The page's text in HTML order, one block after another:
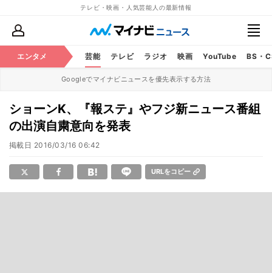
テレビ・映画・人気芸能人の最新情報
エンタメ 芸能 テレビ ラジオ 映画 YouTube BS・
Googleでマイナビニュースを優先表示する方法
ショーンK、『報ステ』やフジ新ニュース番組
の出演自粛意向を発表
掲載日 2016/03/16 06:42
URLをコピー